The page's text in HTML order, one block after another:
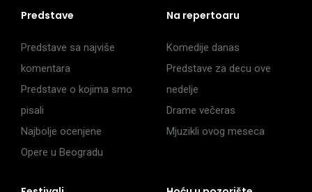
Predstave
Predstave sa najviše
komentara
Predstave o kojima smo
pisali
Najbolje ocenjene
Opere u Beogradu
Na repertoaru
Komedije danas
Predstave za decu ove
nedelje
Drame večeras
Mjuzikli ovog meseca